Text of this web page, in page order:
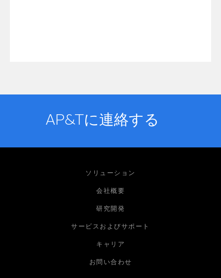
AP&Tに連絡する
ソリューション
会社概要
研究開発
サービスおよびサポート
キャリア
お問い合わせ